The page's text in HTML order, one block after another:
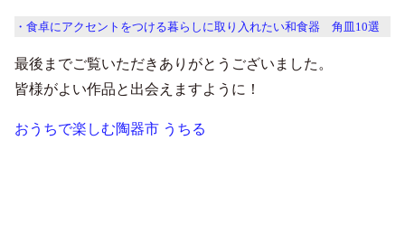
・食卓にアクセントをつける暮らしに取り入れたい和食器 角皿10選
最後までご覧いただきありがとうございました。
皆様がよい作品と出会えますように！
おうちで楽しむ陶器市 うちる